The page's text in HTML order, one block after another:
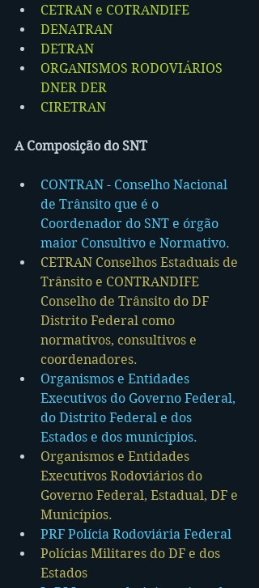
CETRAN e COTRANDIFE
DENATRAN
DETRAN
ORGANISMOS RODOVIÁRIOS
DNER DER
CIRETRAN
A Composição do SNT
CONTRAN - Conselho Nacional
de Trânsito que é o
Coordenador do SNT e órgão
maior Consultivo e Normativo.
CETRAN Conselhos Estaduais de
Trânsito e CONTRANDIFE
Conselho de Trânsito do DF
Distrito Federal como
normativos, consultivos e
coordenadores.
Organismos e Entidades
Executivos do Governo Federal,
do Distrito Federal e dos
Estados e dos municípios.
Organismos e Entidades
Executivos Rodoviários do
Governo Federal, Estadual, DF e
Municípios.
PRF Polícia Rodoviária Federal
Polícias Militares do DF e dos
Estados